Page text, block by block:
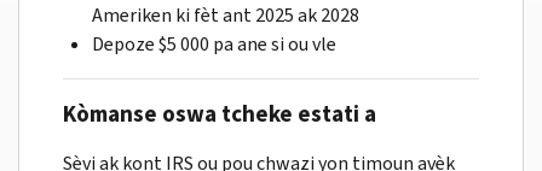
Ameriken ki fèt ant 2025 ak 2028
Depoze $5 000 pa ane si ou vle
Kòmanse oswa tcheke estati a
Sèvi ak kont IRS ou pou chwazi yon timoun avèk